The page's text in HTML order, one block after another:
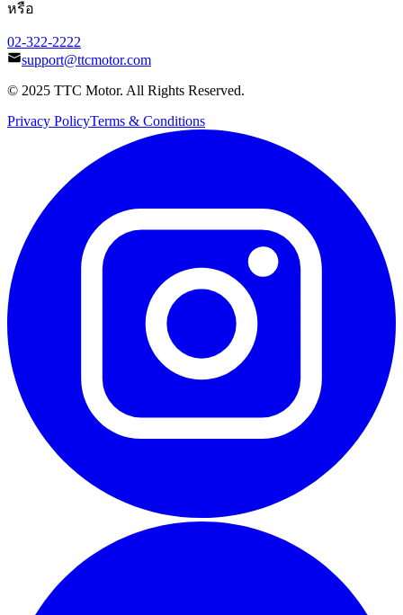
หรือ
02-322-2222
support@ttcmotor.com
© 2025 TTC Motor. All Rights Reserved.
Privacy PolicyTerms & Conditions